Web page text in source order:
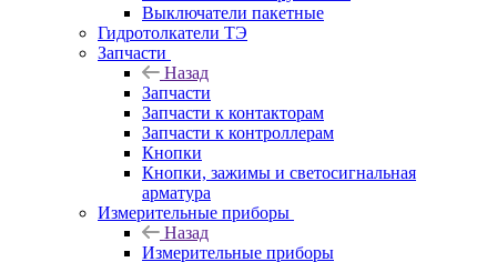
Выключатели пакетные
Гидротолкатели ТЭ
Запчасти
Назад
Запчасти
Запчасти к контакторам
Запчасти к контроллерам
Кнопки
Кнопки, зажимы и светосигнальная
арматура
Измерительные приборы
Назад
Измерительные приборы